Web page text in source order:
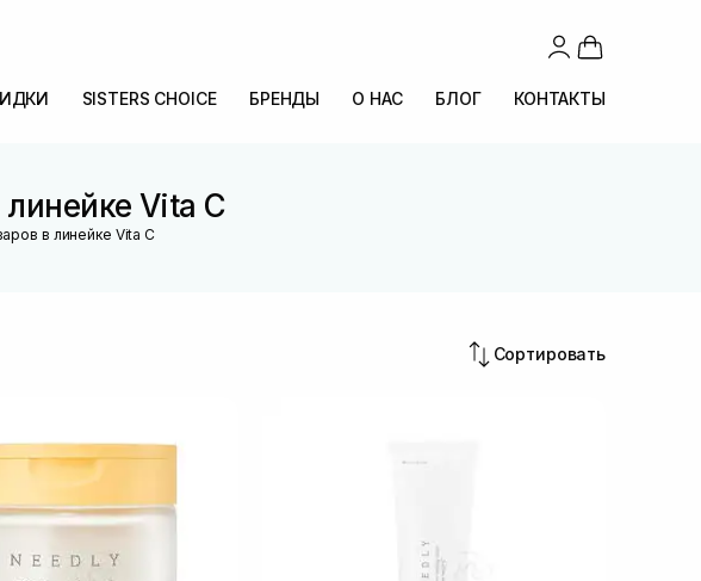
SISTERS CHOICE БРЕНДЫ О НАС БЛОГ КОНТАКТЫ
Vita C
в линейке Vita C
Сортировать